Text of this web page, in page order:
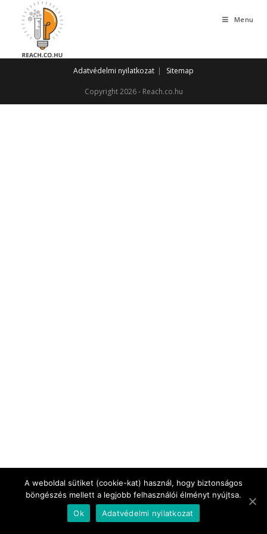
content
Menu
Adatvédelmi nyilatkozat Sitemap
Copyright 2026 - Reach.co.hu
A weboldal sütiket (cookie-kat) használ, hogy biztonságos
böngészés mellett a legjobb felhasználói élményt nyújtsa.
Ok
Adatvédelmi nyilatkozat